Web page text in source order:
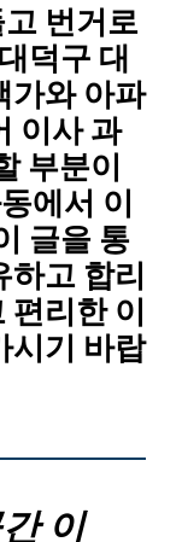
번거로
덕구 대
가와 아파
이사 과
부분이
에서 이
글을 통
하고 합리
편리한 이
시기 바랍
이